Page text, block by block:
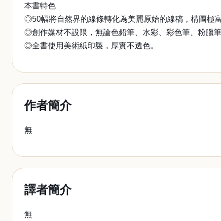
本書特色
◎50幅將自然界的線條轉化為美麗原始的線稿，構圖極富
◎創作媒材不設限，無論色鉛筆、水彩、彩色筆、粉臘筆
◎全書使用美術紙印製，厚實不透色。
作者簡介
無
譯者簡介
無